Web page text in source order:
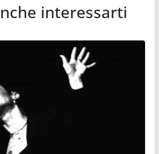
interessarti